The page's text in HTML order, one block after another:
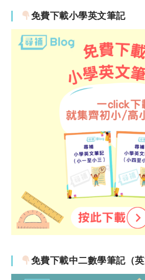
免費下載小學英文筆記
免費下載中二數學筆記（英